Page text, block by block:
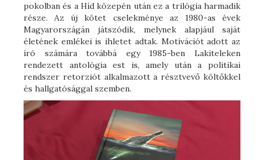
pokolban és a Híd közepén után ez a trilógia harmadik
része. Az új kötet cselekménye az 1980-as évek
Magyarországán játszódik, melynek alapjául saját
életének emlékei is ihletet adtak. Motívációt adott az
író számára továbbá egy 1985-ben Lakiteleken
rendezett antológia est is, amely után a politikai
rendszer retorziót alkalmazott a résztvevő költőkkel
és hallgatósággal szemben.